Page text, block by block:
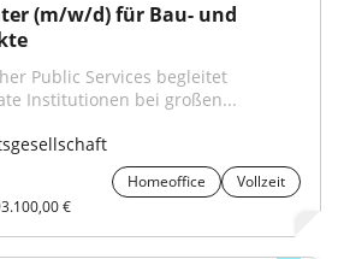
(m/w/d) für Bau- und
Public Services begleitet
Institutionen bei großen...
Homeoffice
Vollzeit
€